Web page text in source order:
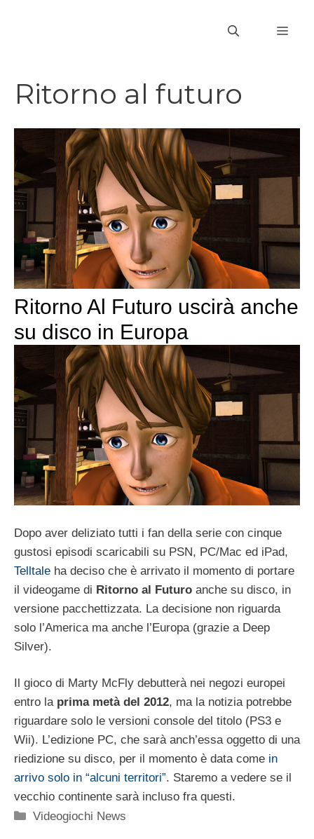
Ritorno al futuro
Ritorno Al Futuro uscirà anche
su disco in Europa
Dopo aver deliziato tutti i fan della serie con cinque
gustosi episodi scaricabili su PSN, PC/Mac ed iPad,
Telltale ha deciso che è arrivato il momento di portare
il videogame di Ritorno al Futuro anche su disco, in
versione pacchettizzata. La decisione non riguarda
solo l’America ma anche l’Europa (grazie a Deep
Silver).
Il gioco di Marty McFly debutterà nei negozi europei
entro la prima metà del 2012, ma la notizia potrebbe
riguardare solo le versioni console del titolo (PS3 e
Wii). L’edizione PC, che sarà anch’essa oggetto di una
riedizione su disco, per il momento è data come in
arrivo solo in “alcuni territori”. Staremo a vedere se il
vecchio continente sarà incluso fra questi.
Categorie
Videogiochi News